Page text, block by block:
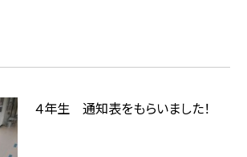
４年生 通知表をもらいました！